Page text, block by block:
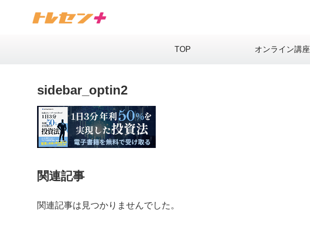
TOP オンライン講座
sidebar_optin2
関連記事
関連記事は見つかりませんでした。